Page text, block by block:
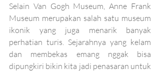
Selain Van Gogh Museum, Anne Frank
Museum merupakan salah satu museum
ikonik yang juga menarik banyak
perhatian turis. Sejarahnya yang kelam
dan membekas emang nggak bisa
dipungkiri bikin kita jadi penasaran untuk